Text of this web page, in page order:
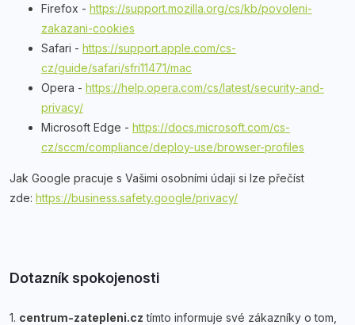
Firefox - https://support.mozilla.org/cs/kb/povoleni-
zakazani-cookies
Safari - https://support.apple.com/cs-
cz/guide/safari/sfri11471/mac
Opera - https://help.opera.com/cs/latest/security-and-
privacy/
Microsoft Edge - https://docs.microsoft.com/cs-
cz/sccm/compliance/deploy-use/browser-profiles
Jak Google pracuje s Vašimi osobními údaji si lze přečíst
zde: https://business.safety.google/privacy/
Dotazník spokojenosti
1. centrum-zatepleni.cz tímto informuje své zákazníky o tom,